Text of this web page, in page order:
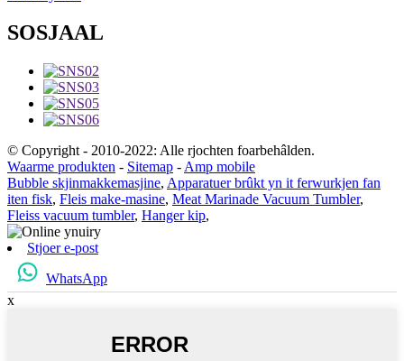
SOSJAAL
© Copyright - 2010-2022: Alle rjochten foarbehâlden.
Waarme produkten - Sitemap - Amp mobile
Bubble skjinmakkemasjine, Apparatuer brûkt yn it ferwurkjen fan
iten fisk, Fleis make-masine, Meat Marinade Vacuum Tumbler,
Fleiss vacuum tumbler, Hanger kip,
Stjoer e-post
WhatsApp
x